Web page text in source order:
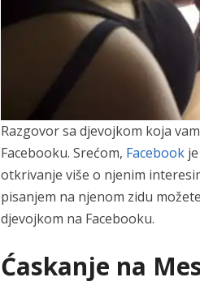
Razgovor sa djevojkom koja
Facebooku. Srećom, Facebook
otkrivanje više o njenim
pisanjem na njenom zidu
djevojkom na Facebooku.
Ćaskanje na